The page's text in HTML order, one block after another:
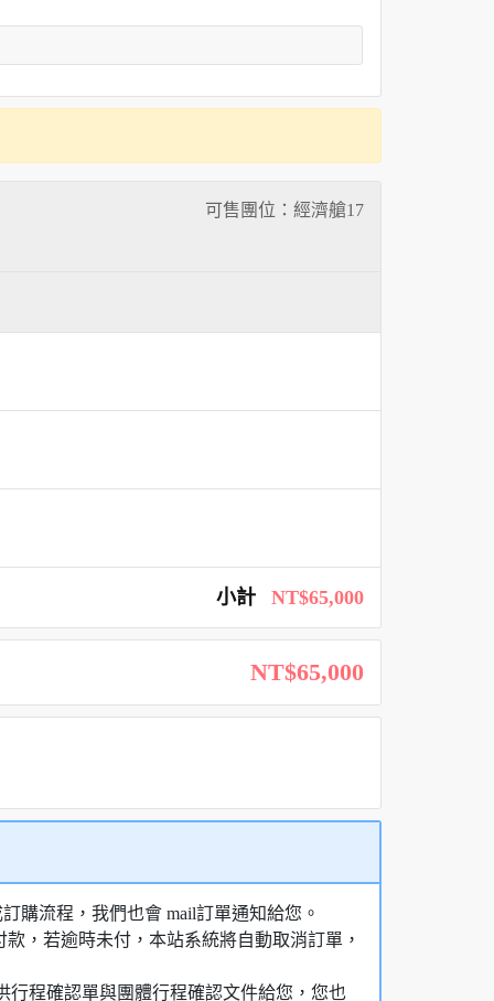
可售團位：經濟艙17
小計 NT$65,000
NT$65,000
購流程，我們也會 mail訂單通知給您。
，若逾時未付，本站系統將自動取消訂單，
行程確認單與團體行程確認文件給您，您也